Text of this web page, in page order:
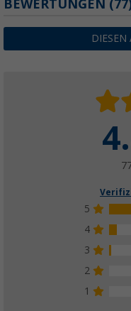
BEWERTUNGEN
DIESEN
5
4
3
2
1